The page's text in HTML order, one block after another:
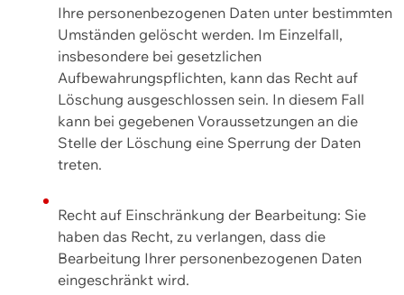
Ihre personenbezogenen Daten unter bestimmten
Umständen gelöscht werden. Im Einzelfall,
insbesondere bei gesetzlichen
Aufbewahrungspflichten, kann das Recht auf
Löschung ausgeschlossen sein. In diesem Fall
kann bei gegebenen Voraussetzungen an die
Stelle der Löschung eine Sperrung der Daten
treten.
Recht auf Einschränkung der Bearbeitung: Sie
haben das Recht, zu verlangen, dass die
Bearbeitung Ihrer personenbezogenen Daten
eingeschränkt wird.